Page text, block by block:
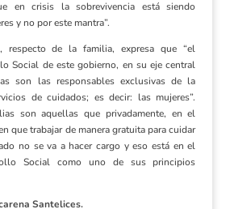
en crisis la sobrevivencia está siendo
y no por este mantra”.
respecto de la familia, expresa que “el
Social de este gobierno, en su eje central
son las responsables exclusivas de la
de cuidados; es decir: las mujeres”.
son aquellas que privadamente, en el
que trabajar de manera gratuita para cuidar
no se va a hacer cargo y eso está en el
Social como uno de sus principios
Santelices.